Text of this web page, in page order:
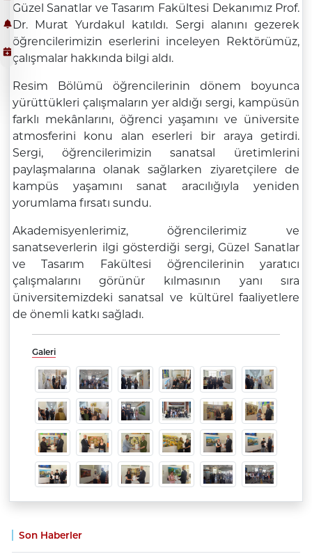
Son Haberler
Güzel Sanatlar ve Tasarım Fakültesi Dekanımız Prof.
Dr. Murat Yurdakul katıldı. Sergi alanını gezerek
öğrencilerimizin eserlerini inceleyen Rektörümüz,
çalışmalar hakkında bilgi aldı.
Resim Bölümü öğrencilerinin dönem boyunca
yürüttükleri çalışmaların yer aldığı sergi, kampüsün
farklı mekânlarını, öğrenci yaşamını ve üniversite
atmosferini konu alan eserleri bir araya getirdi.
Sergi, öğrencilerimizin sanatsal üretimlerini
paylaşmalarına olanak sağlarken ziyaretçilere de
kampüs yaşamını sanat aracılığıyla yeniden
yorumlama fırsatı sundu.
Akademisyenlerimiz, öğrencilerimiz ve
sanatseverlerin ilgi gösterdiği sergi, Güzel Sanatlar
ve Tasarım Fakültesi öğrencilerinin yaratıcı
çalışmalarını görünür kılmasının yanı sıra
üniversitemizdeki sanatsal ve kültürel faaliyetlere
de önemli katkı sağladı.
Galeri